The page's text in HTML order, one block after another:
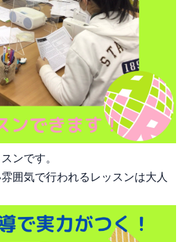
ンです。
囲気で行われるレッスンは大人